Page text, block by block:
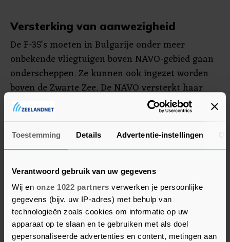
Toestemming Details Advertentie-instellingen
Verantwoord gebruik van uw gegevens
Wij en onze 1022 partners verwerken je persoonlijke
gegevens (bijv. uw IP-adres) met behulp van
technologieën zoals cookies om informatie op uw
apparaat op te slaan en te gebruiken met als doel
gepersonaliseerde advertenties en content, metingen aan
Versterking van aanwezigheid
De F-35's moeten in Bulgarije onder meer
onbekende vliegtuigen boven NAVO-gebied gaan
onderscheppen. Ze kunnen ook ingezet worden
boven de Zwarte Zee. De NAVO versterkt haar
aanwezigheid in Oost-Europa als gevolg van de
Russische invasie in Oekraïne.
Nederland stuurt in dat kader deze maand ook
naar Slowakije. Die blijven daar maximaal zes
maanden. Ook zijn ongeveer 300 Nederlandse
militairen voor de NAVO actief in Litouwen.